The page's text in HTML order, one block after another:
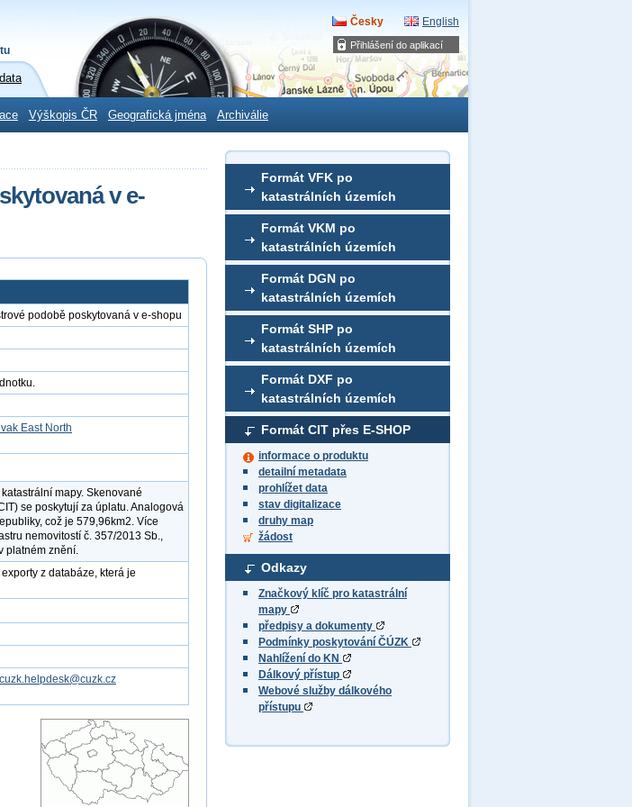
Přihlášení do aplikací
Česky English
Výškopis ČR Geografická jména Archiválie
Formát VFK po
katastrálních územích
Formát VKM po
katastrálních územích
Formát DGN po
katastrálních územích
Formát SHP po
katastrálních územích
Formát DXF po
katastrálních územích
Formát CIT přes E-SHOP
informace o produktu
detailní metadata
prohlížet data
stav digitalizace
druhy map
žádost
Odkazy
Značkový klíč pro katastrální
mapy
předpisy a dokumenty
Podmínky poskytování ČÚZK
Nahlížení do KN
Dálkový přístup
Webové služby dálkového
přístupu
v e-
podobě poskytovaná v e-shopu
East North
mapy. Skenované
se poskytují za úplatu. Analogová
což je 579,96km2. Více
nemovitostí č. 357/2013 Sb.,
platném znění.
z databáze, která je
cuzk.helpdesk@cuzk.cz